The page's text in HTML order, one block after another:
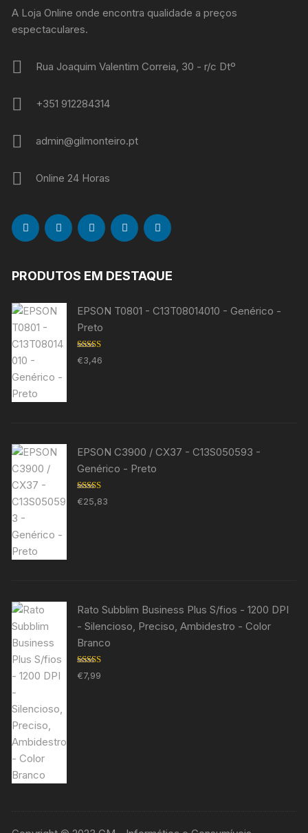
A Loja Online onde encontra qualidade a preços
espectaculares.
Rua Joaquim Valentim Correia, 30 - r/c Dtº
+351 912284314
admin@gilmonteiro.pt
Online 24 Horas
PRODUTOS EM DESTAQUE
EPSON T0801 - C13T08014010 - Genérico -
Preto
Avaliação
5.00 de 5
€3,46
EPSON C3900 / CX37 - C13S050593 -
Genérico - Preto
Avaliação
5.00de 5
€25,83
Rato Subblim Business Plus S/fios - 1200 DPI
- Silencioso, Preciso, Ambidestro - Color
Branco
Avaliação
5.00de 5
€7,99